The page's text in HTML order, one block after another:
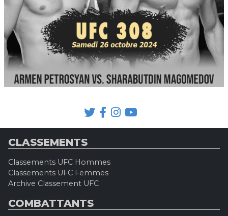
CLASSEMENTS
Classements UFC Hommes
Classements UFC Femmes
Archive Classement UFC
COMBATTANTS